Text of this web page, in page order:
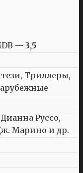
— 3,5
Триллеры,
Руссо,
Марино и др.